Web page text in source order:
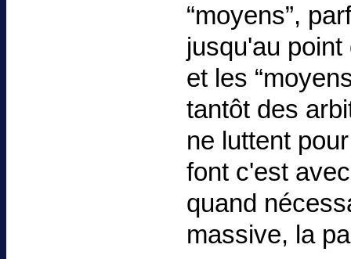
“moyens”,
jusqu'au
et les
tantôt des
ne luttent
font c'est
quand
massive, la